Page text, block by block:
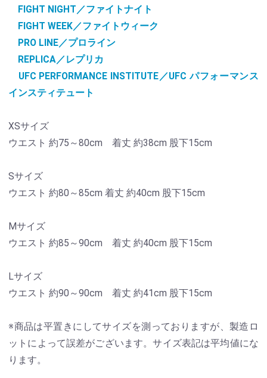
FIGHT NIGHT／ファイトナイト
FIGHT WEEK／ファイトウィーク
PRO LINE／プロライン
REPLICA／レプリカ
UFC PERFORMANCE INSTITUTE／UFC パフォーマンス
インスティテュート
XSサイズ
ウエスト 約75～80cm 着丈 約38cm 股下15cm
Sサイズ
ウエスト 約80～85cm 着丈 約40cm 股下15cm
Mサイズ
ウエスト 約85～90cm 着丈 約40cm 股下15cm
Lサイズ
ウエスト 約90～90cm 着丈 約41cm 股下15cm
※商品は平置きにしてサイズを測っておりますが、製造ロ
ットによって誤差がございます。サイズ表記は平均値にな
ります。